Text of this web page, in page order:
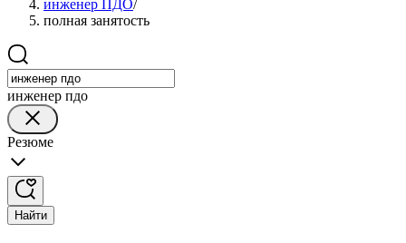
инженер ПДО/
полная занятость
инженер пдо
Резюме
Найти